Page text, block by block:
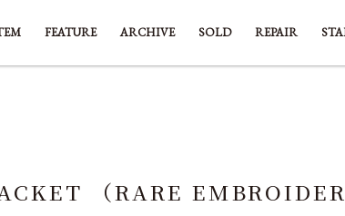
FEATURE ARCHIVE SOLD REPAIR
（RARE